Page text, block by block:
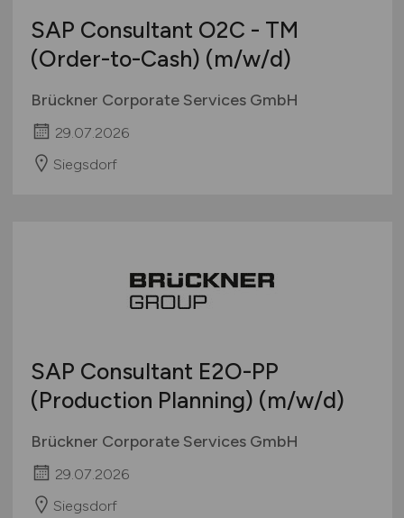
SAP Consultant O2C - TM
(Order-to-Cash) (m/w/d)
Brückner Corporate Services GmbH
29.07.2026
Siegsdorf
SAP Consultant E2O-PP
(Production Planning) (m/w/d)
Brückner Corporate Services GmbH
29.07.2026
Siegsdorf